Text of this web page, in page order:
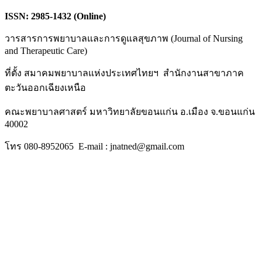
ISSN: 2985-1432 (Online)
วารสารการพยาบาลและการดูแลสุขภาพ (Journal of Nursing
and Therapeutic Care)
ที่ตั้ง สมาคมพยาบาลแห่งประเทศไทยฯ สำนักงานสาขาภาค
ตะวันออกเฉียงเหนือ
คณะพยาบาลศาสตร์ มหาวิทยาลัยขอนแก่น อ.เมือง จ.ขอนแก่น
40002
โทร 080-8952065 E-mail : jnatned@gmail.com